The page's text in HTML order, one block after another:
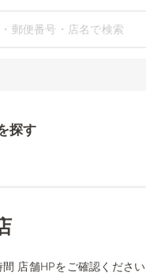
探す
間 店舗HPをご確認ください